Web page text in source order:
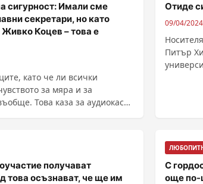
сигурност: Имали сме
секретари, но като
Коцев – това е
като че ли всички
за мяра и за
Това каза за аудиокаста
Отиде
09/04/2024
Питър
получават
това осъзнават, че ще им
С
още по-